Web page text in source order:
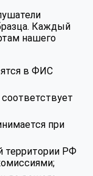
Каждый
нашего
в ФИС
при
территории РФ